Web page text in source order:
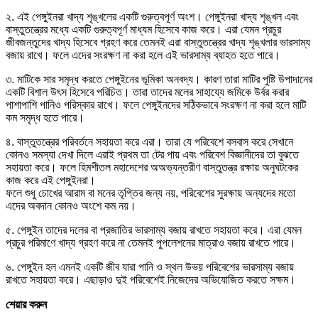
২. এই পেঙ্গুইনরা খাদ্য শৃঙ্খলের একটি গুরুত্বপূর্ণ অংশ। পেঙ্গুইনরা খাদ্য শৃঙ্খল এবং
বাস্তুতন্ত্রের মধ্যে একটি গুরুত্বপূর্ণ মাধ্যম হিসেবে কাজ করে। এরা যেমন প্রচুর
জীবজন্তুদের খাদ্য হিসেবে গ্রহণ করে তেমনই এরা বাস্তুতন্ত্রের খাদ্য শৃঙ্খলার ভারসাম্য
বজায় রাখে। ফলে এদের সংরক্ষণ না করা হলে এই ভারসাম্য ব্যাহত হতে পারে।
৩. মাটিকে সার সমৃদ্ধ করতে পেঙ্গুইনের ভূমিকা অনবদ্য। কারণ তারা মাটির পুষ্টি উপাদানের
একটি বিশাল উৎস হিসেবে পরিচিত। তারা তাদের মলের সাহায্যে জমিকে উর্বর করার
পাশাপাশি পানিও পরিস্কার রাখে। ফলে পেঙ্গুইনদের সঠিকভাবে সংরক্ষণ না করা হলে মাটি
কম সমৃদ্ধ হতে পারে।
৪. বাস্তুতন্ত্রের পরিবর্তনে সহায়তা করে এরা। তারা যে পরিবেশে বসবাস করে সেখানে
কোনও সমস্যা দেখা দিলে এরাই প্রথম তা টের পায় এবং পরিবেশ বিজ্ঞানীদের তা বুঝতে
সহায়তা করে। ফলে হিমশীতল মহাদেশের অঅভ্যন্তরীণ বাস্তুতন্ত্র রক্ষায় অনুঘটকের
কাজ করে এই পেঙ্গুইনরা।
ফলে শুধু চোখের আরাম বা মনের তৃপ্তির জন্য নয়, পরিবেশের সুরক্ষায় অন্যদের মতো
এদের অবদান কোনও অংশে কম নয়।
৫. পেঙ্গুইন তাদের দলের বা প্রজাতির ভারসাম্য বজায় রাখতে সহায়তা করে। এরা যেমন
প্রচুর পরিমাণে খাদ্য গ্রহণ করে না তেমনই পুপলেশনের মাত্রাও বজায় রাখতে পারে।
৬. পেঙ্গুইন হল এমনই একটি জীব যারা পানি ও স্থল উভয় পরিবেশের ভারসাম্য বজায়
রাখতে সহায়তা করে। এছাড়াও দুই পরিবেশেই নিজেদের অভিযোজিত করতে সক্ষম।
শেয়ার করুন